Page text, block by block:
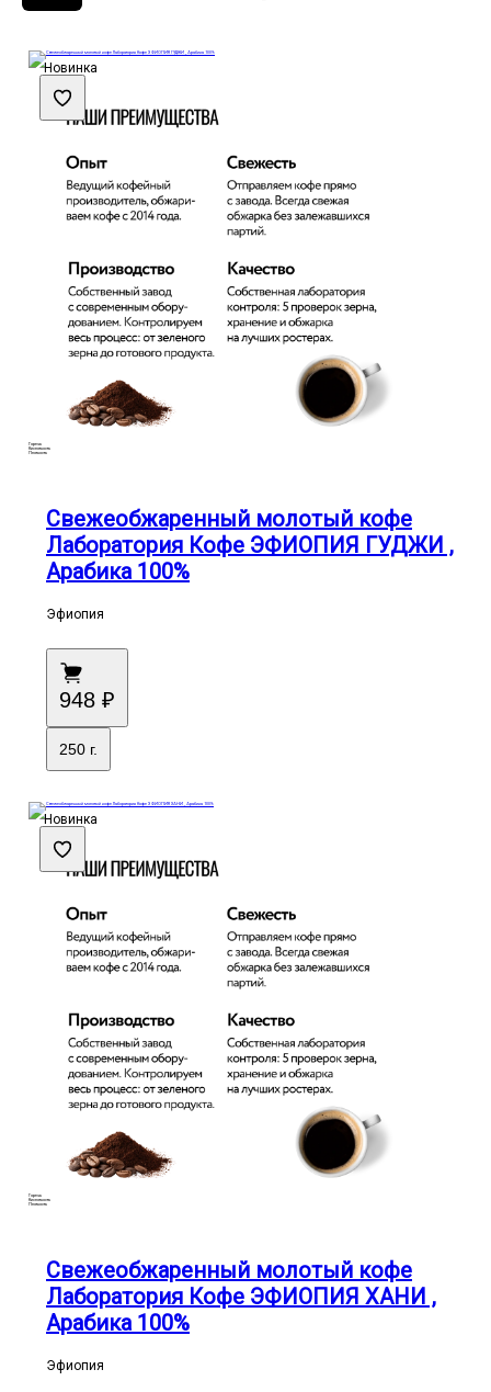
Новинка
Горечь
Кислотность
Плотность
Свежеобжаренный молотый кофе
Лаборатория Кофе ЭФИОПИЯ ГУДЖИ ,
Арабика 100%
Эфиопия
948 ₽
250 г.
Новинка
Горечь
Кислотность
Плотность
Свежеобжаренный молотый кофе
Лаборатория Кофе ЭФИОПИЯ ХАНИ ,
Арабика 100%
Эфиопия